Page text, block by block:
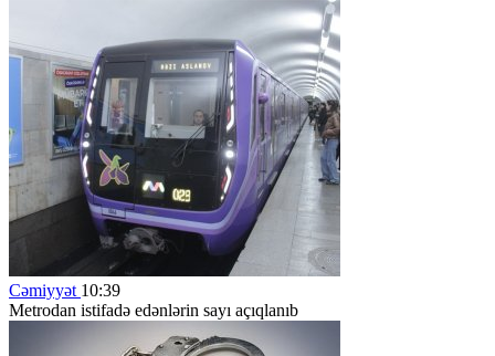
Cəmiyyət 10:39
Metrodan istifadə edənlərin sayı açıqlanıb